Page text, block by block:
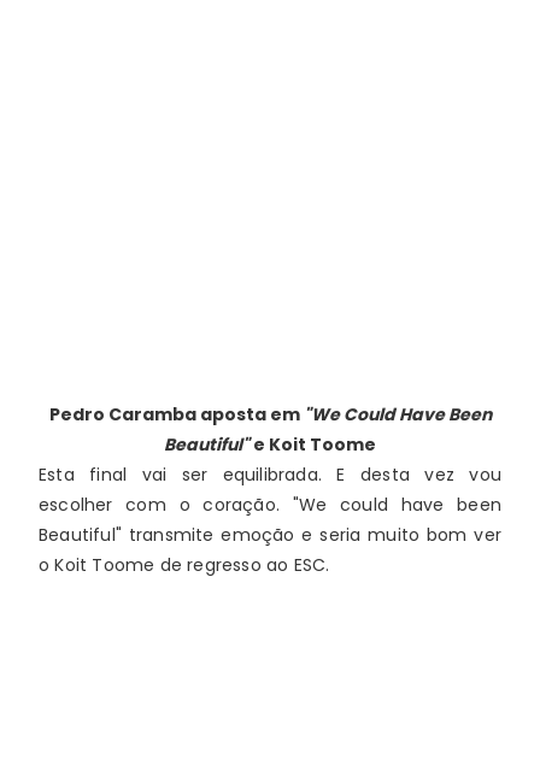
Pedro Caramba aposta em "We Could Have Been
Beautiful"e Koit Toome
Esta final vai ser equilibrada. E desta vez vou
escolher com o coração. "We could have been
Beautiful" transmite emoção e seria muito bom ver
o Koit Toome de regresso ao ESC.